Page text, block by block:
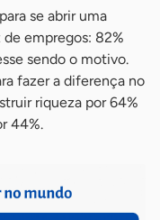
se abrir uma
empregos: 82%
sendo o motivo.
fazer a diferença no
riqueza por 64%
44%.